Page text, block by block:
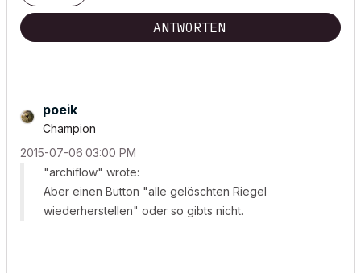
ANTWORTEN
poeik
Champion
‎2015-07-06 03:00 PM
"archiflow" wrote:
Aber einen Button "alle gelöschten Riegel
wiederherstellen" oder so gibts nicht.